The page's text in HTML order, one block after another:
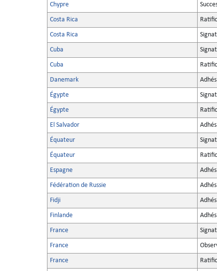
Chypre
Costa Rica
Costa Rica
Cuba
Cuba
Danemark
Égypte
Égypte
El Salvador
Équateur
Équateur
Espagne
Fédération de Russie
Fidji
Finlande
France
France
France